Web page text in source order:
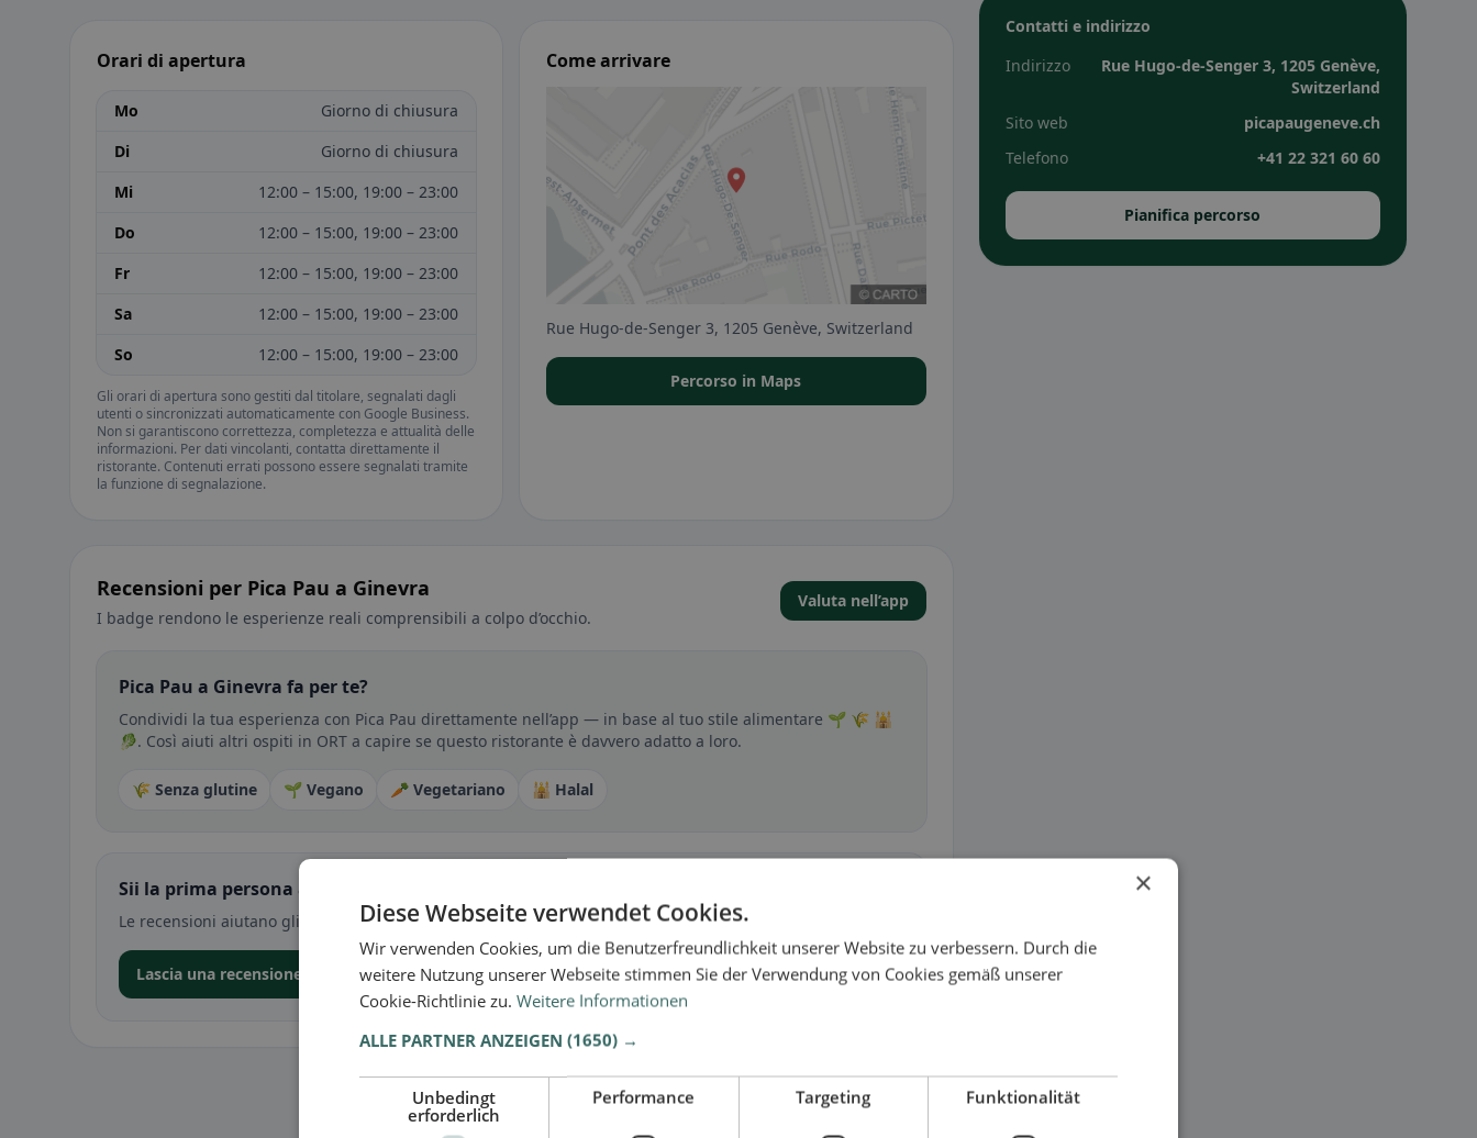
Orari di apertura
Mo
Giorno di chiusura
Di
Giorno di chiusura
Mi
12:00 – 15:00, 19:00 – 23:00
Do
12:00 – 15:00, 19:00 – 23:00
Fr
12:00 – 15:00, 19:00 – 23:00
Sa
12:00 – 15:00, 19:00 – 23:00
So
12:00 – 15:00, 19:00 – 23:00
Gli orari di apertura sono gestiti dal titolare, segnalati dagli
utenti o sincronizzati automaticamente con Google Business.
Non si garantiscono correttezza, completezza e attualità delle
informazioni. Per dati vincolanti, contatta direttamente il
ristorante. Contenuti errati possono essere segnalati tramite
la funzione di segnalazione.
Come arrivare
Rue Hugo-de-Senger 3, 1205 Genève, Switzerland
Percorso in Maps
Recensioni per Pica Pau a Ginevra
I badge rendono le esperienze reali comprensibili a colpo d’occhio.
Valuta nell’app
Pica Pau a Ginevra fa per te?
Condividi la tua esperienza con Pica Pau direttamente nell’app — in base al tuo stile alimentare 🌱 🌾 🕌
🥬. Così aiuti altri ospiti in ORT a capire se questo ristorante è davvero adatto a loro.
🌾 Senza glutine 🌱 Vegano 🥕 Vegetariano 🕌 Halal
Sii la prima persona a condividere la tua esperienza
Le recensioni aiutano gli altri a decidere — soprattutto per senza glutine, vegano, vegetariano o halal.
Lascia una recensione nell’app
Contatti e indirizzo
Indirizzo
Rue Hugo-de-Senger 3, 1205 Genève,
Switzerland
Sito web
picapaugeneve.ch
Telefono
+41 22 321 60 60
Pianifica percorso
×
Diese Webseite verwendet Cookies.
Wir verwenden Cookies, um die Benutzerfreundlichkeit unserer Website zu verbessern. Durch die
weitere Nutzung unserer Webseite stimmen Sie der Verwendung von Cookies gemäß unserer
Cookie-Richtlinie zu. Weitere Informationen
ALLE PARTNER ANZEIGEN (1650) →
Unbedingt
erforderlich
Performance Targeting Funktionalität